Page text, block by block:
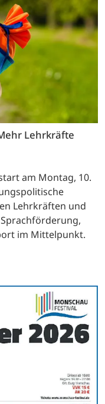
Lehrkräfte
am Montag, 10.
Lehrkräften und
im Mittelpunkt.